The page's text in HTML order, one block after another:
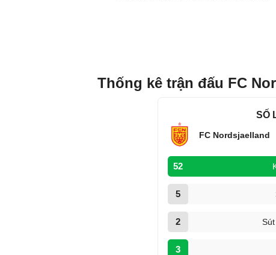
Thống kê trận đấu FC
SỐ
FC Nordsjaelland
52
5
2
3